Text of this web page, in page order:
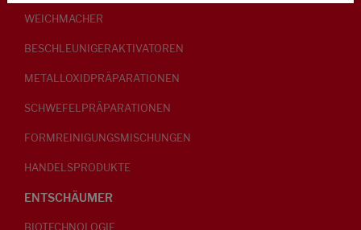
WEICHMACHER
BESCHLEUNIGERAKTIVATOREN
METALLOXIDPRÄPARATIONEN
SCHWEFELPRÄPARATIONEN
FORMREINIGUNGSMISCHUNGEN
HANDELSPRODUKTE
ENTSCHÄUMER
BIOTECHNOLOGIE